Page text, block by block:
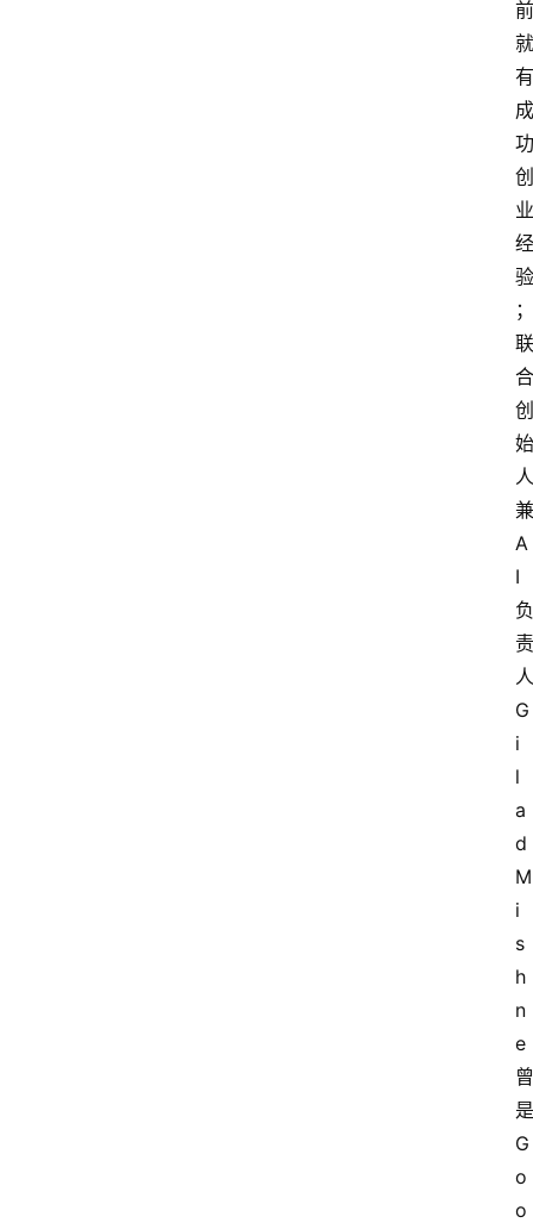
前
就
有
成
功
创
业
经
验
；
联
合
创
始
人
兼
A
I
负
责
人
G
i
l
a
d
M
i
s
h
n
e
曾
是
G
o
o